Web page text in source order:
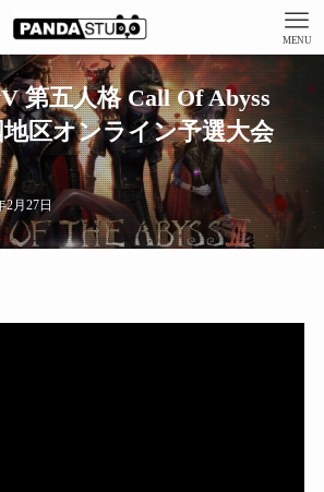
MENU
第五人格 Call Of Abyss
区オンライン予選大会
2月27日